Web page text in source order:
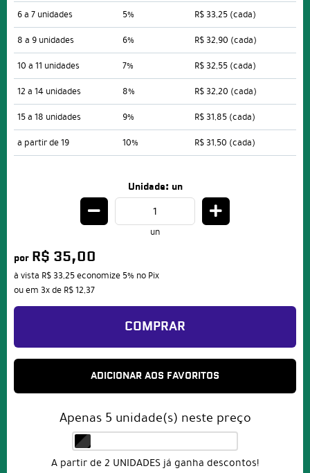
6 a 7 unidades
5% R$ 33,25 (cada)
8 a 9 unidades
6% R$ 32,90 (cada)
10 a 11 unidades
7% R$ 32,55 (cada)
12 a 14 unidades
8% R$ 32,20 (cada)
15 a 18 unidades
9% R$ 31,85 (cada)
a partir de 19
10% R$ 31,50 (cada)
Unidade: un
un
por R$ 35,00
à vista R$ 33,25economize 5% no Pix
ou em 3xde R$ 12,37
COMPRAR
ADICIONAR AOS FAVORITOS
Apenas 5 unidade(s) neste preço
A partir de 2 UNIDADES já ganha descontos!